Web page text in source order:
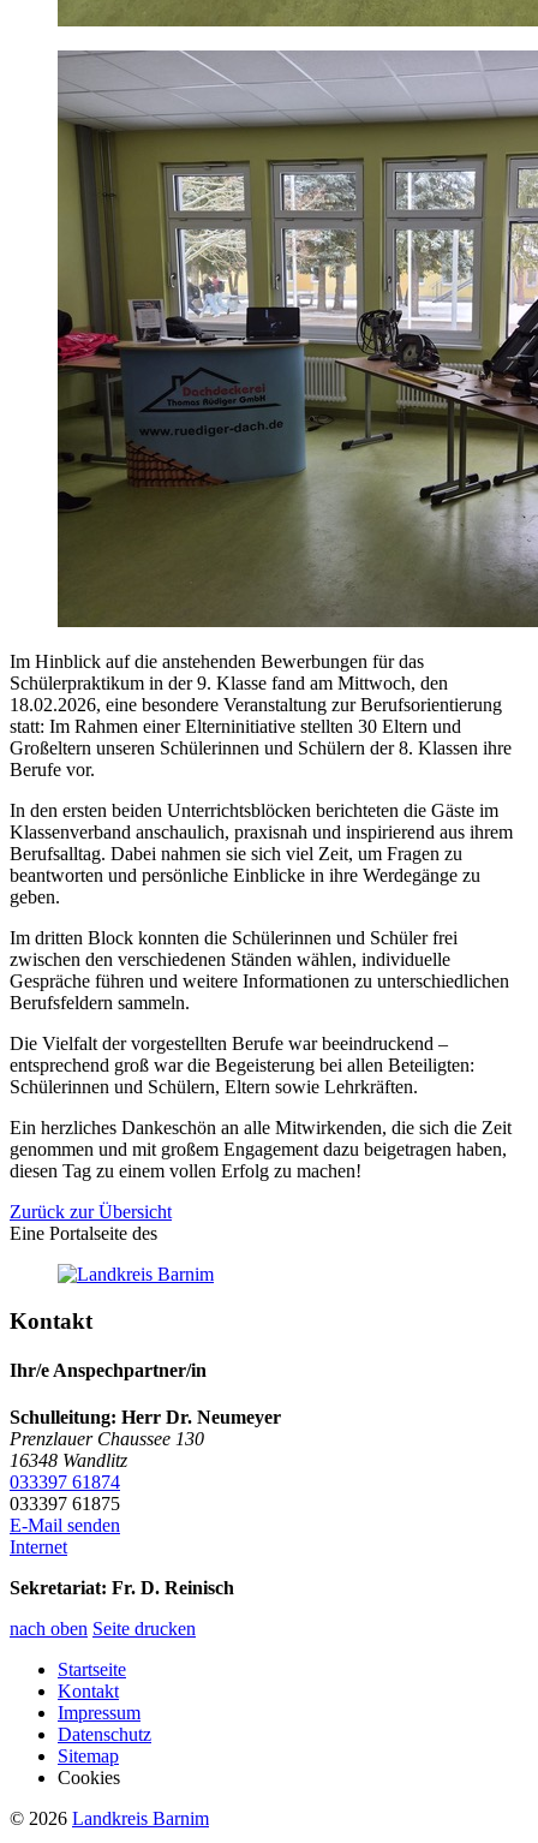
Im Hinblick auf die anstehenden Bewerbungen für das
Schülerpraktikum in der 9. Klasse fand am Mittwoch, den
18.02.2026, eine besondere Veranstaltung zur Berufsorientierung
statt: Im Rahmen einer Elterninitiative stellten 30 Eltern und
Großeltern unseren Schülerinnen und Schülern der 8. Klassen ihre
Berufe vor.
In den ersten beiden Unterrichtsblöcken berichteten die Gäste im
Klassenverband anschaulich, praxisnah und inspirierend aus ihrem
Berufsalltag. Dabei nahmen sie sich viel Zeit, um Fragen zu
beantworten und persönliche Einblicke in ihre Werdegänge zu
geben.
Im dritten Block konnten die Schülerinnen und Schüler frei
zwischen den verschiedenen Ständen wählen, individuelle
Gespräche führen und weitere Informationen zu unterschiedlichen
Berufsfeldern sammeln.
Die Vielfalt der vorgestellten Berufe war beeindruckend –
entsprechend groß war die Begeisterung bei allen Beteiligten:
Schülerinnen und Schülern, Eltern sowie Lehrkräften.
Ein herzliches Dankeschön an alle Mitwirkenden, die sich die Zeit
genommen und mit großem Engagement dazu beigetragen haben,
diesen Tag zu einem vollen Erfolg zu machen!
Zurück zur Übersicht
Eine Portalseite des
Kontakt
Ihr/e Anspechpartner/in
Schulleitung: Herr Dr. Neumeyer
Prenzlauer Chaussee 130
16348 Wandlitz
033397 61874
033397 61875
E-Mail senden
Internet
Sekretariat: Fr. D. Reinisch
nach oben Seite drucken
Startseite
Kontakt
Impressum
Datenschutz
Sitemap
Cookies
© 2026 Landkreis Barnim